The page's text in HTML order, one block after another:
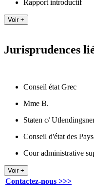
Rapport introductif
Jurisprudences
Conseil état Grec
Mme B.
Staten c/
Conseil d'état des
Cour administrative
Contactez-nous >>>